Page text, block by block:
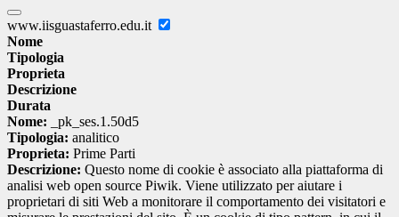
www.iisguastaferro.edu.it
Nome
Tipologia
Proprieta
Descrizione
Durata
Nome: _pk_ses.1.50d5
Tipologia: analitico
Proprieta: Prime Parti
Descrizione: Questo nome di cookie è associato alla piattaforma di
analisi web open source Piwik. Viene utilizzato per aiutare i
proprietari di siti Web a monitorare il comportamento dei visitatori e